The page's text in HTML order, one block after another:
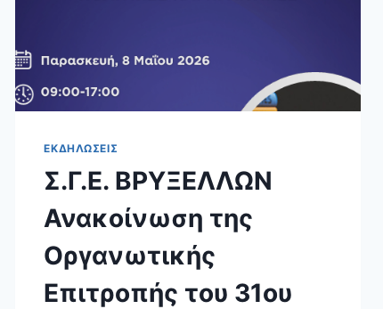
ΕΚΔΗΛΩΣΕΙΣ
Σ.Γ.Ε. ΒΡΥΞΕΛΛΩΝ
Ανακοίνωση της
Οργανωτικής
Επιτροπής του 31ου